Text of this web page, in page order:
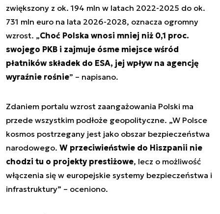
zwiększony z ok. 194 mln w latach 2022-2025 do ok.
731 mln euro na lata 2026-2028, oznacza ogromny
wzrost. „Choć Polska wnosi mniej niż 0,1 proc.
swojego PKB i zajmuje ósme miejsce wśród
płatników składek do ESA, jej wpływ na agencję
wyraźnie rośnie” – napisano.
Zdaniem portalu wzrost zaangażowania Polski ma
przede wszystkim podłoże geopolityczne. „W Polsce
kosmos postrzegany jest jako obszar bezpieczeństwa
narodowego. W przeciwieństwie do Hiszpanii nie
chodzi tu o projekty prestiżowe, lecz o możliwość
włączenia się w europejskie systemy bezpieczeństwa i
infrastruktury” – oceniono.